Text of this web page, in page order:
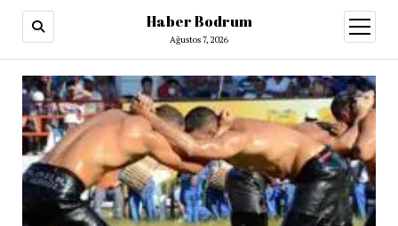
Haber Bodrum
Ağustos 7, 2026
aç